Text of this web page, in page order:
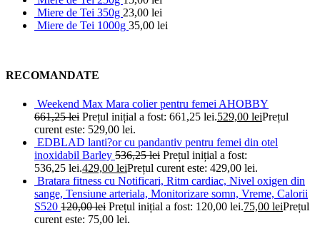
Miere de Tei 350g 23,00 lei
Miere de Tei 1000g 35,00 lei
RECOMANDATE
Weekend Max Mara colier pentru femei AHOBBY
661,25lei Prețul inițial a fost: 661,25 lei.529,00 leiPrețul
curent este: 529,00 lei.
EDBLAD lanti?or cu pandantiv pentru femei din otel
inoxidabil Barley 536,25lei Prețul inițial a fost:
536,25 lei.429,00 leiPrețul curent este: 429,00 lei.
Bratara fitness cu Notificari, Ritm cardiac, Nivel oxigen din
sange, Tensiune arteriala, Monitorizare somn, Vreme, Calorii
S520 120,00lei Prețul inițial a fost: 120,00 lei.75,00 leiPrețul
curent este: 75,00 lei.